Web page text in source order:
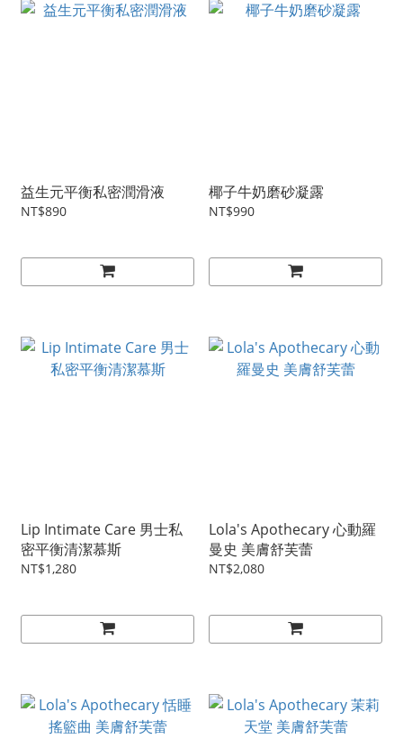
益生元平衡私密潤滑液
NT$890
椰子牛奶磨砂凝露
NT$990
Lip Intimate Care 男士私
密平衡清潔慕斯
NT$1,280
Lola's Apothecary 心動羅
曼史 美膚舒芙蕾
NT$2,080